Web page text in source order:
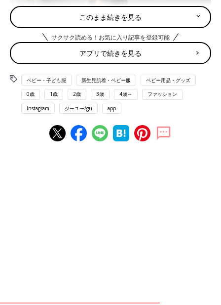
て便利ですね。
このまま続きを見る
サクサク読める！お気に入り記事を登録可能
アプリで続きを見る
ベビー・子ども服 新生児肌着・ベビー服 ベビー用品・グッズ
0歳 1歳 2歳 3歳 4歳～ ファッション
Instagram ジーユー/gu app